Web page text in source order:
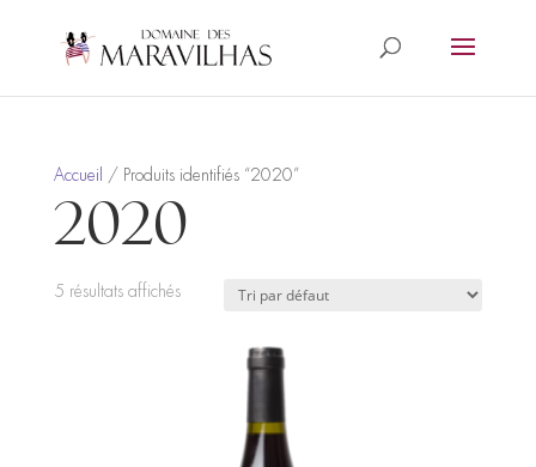
Accueil / Produits identifiés “2020”
2020
5 résultats affichés